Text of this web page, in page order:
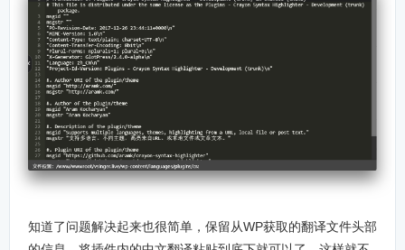
知道了问题解决起来也很简单，保留从WP获取的翻译文件头部